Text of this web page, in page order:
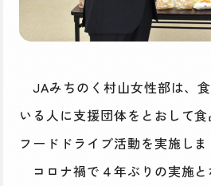
JAみちのく村山女性部は、
いる人に支援団体をとおして
フードドライブ活動を実施しま
コロナ禍で４年ぶりの実施